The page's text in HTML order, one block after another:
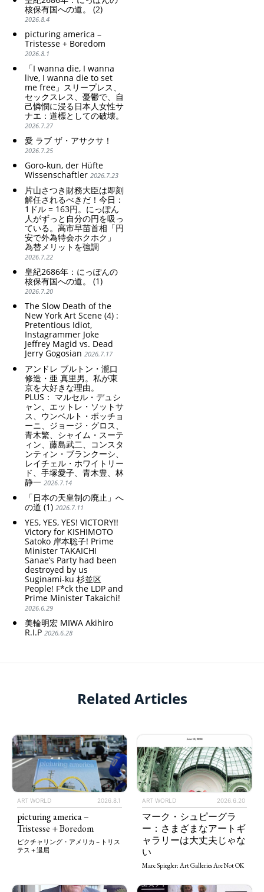
Japanese Have Long Been
Draining Their Own Yen.
TAKAICHI Sanae: "The
weak Yen makes the
Special Account happy" -
Emphasising the benefits
of the exchange rate
Criticism and disgrace
surrounding the Japan
colonial exploitation of
poor women.
conservative Japanese
patriarchy. Strengthening
of the family registration
system. Reinforcement of
discriminatory bloodline
ideology.
核保有国への道。 (2)
2026.8.4
picturing america –
Tristesse + Boredom
2026.8.1
「I wanna die, I wanna
live, I wanna die to set
me free」スリープレス、
セックスレス、憂鬱で、自
己憐憫に浸る日本人女性サ
ナエ：道標としての破壊。
2026.7.27
愛 ラブ ザ・アサクサ！
2026.7.25
Goro-kun, der Hüfte
Wissenschaftler 2026.7.23
片山さつき財務大臣は即刻
解任されるべきだ！今日：
1ドル = 163円。にっぽん
人がずっと自分の円を吸っ
ている。高市早苗首相「円
安で外為特会ホクホク」
為替メリットを強調
2026.7.22
皇紀2686年：にっぽんの
核保有国への道。 (1)
2026.7.20
The Slow Death of the
New York Art Scene (4) :
Pretentious Idiot,
Instagrammer Joke
Jeffrey Magid vs. Dead
Jerry Gogosian 2026.7.17
アンドレ ブルトン・瀧口
修造・亜 真里男。私が東
京を大好きな理由。
PLUS： マルセル・デュシ
ャン、エットレ・ソットサ
ス、ウンベルト・ボッチョ
ーニ、ジョージ・グロス、
青木繁、シャイム・スーテ
ィン、藤島武二、コンスタ
ンティン・ブランクーシ、
レイチェル・ホワイトリー
ド、手塚愛子、青木豊、林
静一 2026.7.14
「日本の天皇制の廃止」へ
の道 (1) 2026.7.11
YES, YES, YES! VICTORY!!
Victory for KISHIMOTO
Satoko 岸本聡子! Prime
Minister TAKAICHI
Sanae’s Party had been
destroyed by us
Suginami-ku 杉並区
People! F*ck the LDP and
Prime Minister Takaichi!
2026.6.29
美輪明宏 MIWA Akihiro
R.I.P 2026.6.28
Related Articles
ART WORLD 2026.8.1
picturing america –
Tristesse + Boredom
ピクチャリング・アメリカ – トリス
テス＋退屈
ART WORLD 2026.6.20
マーク・シュピーグラ
ー：さまざまなアートギ
ャラリーは大丈夫じゃな
い
Marc Spiegler: Art Galleries Are Not OK